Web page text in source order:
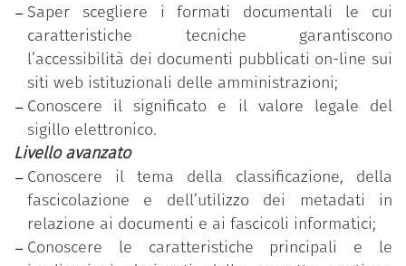
Saper scegliere i formati documentali le cui
caratteristiche tecniche garantiscono
l’accessibilità dei documenti pubblicati on-line sui
siti web istituzionali delle amministrazioni;
Conoscere il significato e il valore legale del
sigillo elettronico.
Livello avanzato
Conoscere il tema della classificazione, della
fascicolazione e dell’utilizzo dei metadati in
relazione ai documenti e ai fascicoli informatici;
Conoscere le caratteristiche principali e le